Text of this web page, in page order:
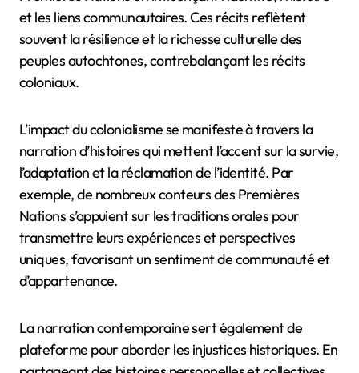
Comment les histoires
coloniales impactent-elles la
narration contemporaine ?
Les histoires coloniales façonnent significativement
la narration contemporaine dans les récits des
Premières Nations en influençant l’identité, l’histoire
et les liens communautaires. Ces récits reflètent
souvent la résilience et la richesse culturelle des
peuples autochtones, contrebalançant les récits
coloniaux.
narration d’histoires qui mettent l’accent sur la survie,
l’adaptation et la réclamation de l’identité. Par
exemple, de nombreux conteurs des Premières